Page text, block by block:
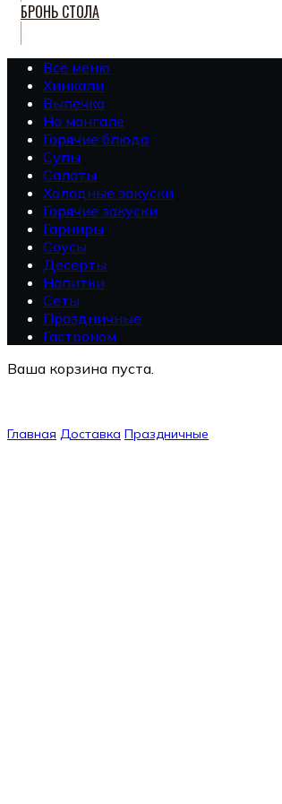
БРОНЬ СТОЛА
Всё меню
Хинкали
Выпечка
На мангале
Горячие блюда
Супы
Салаты
Холодные закуски
Горячие закуски
Гарниры
Соусы
Десерты
Напитки
Сеты
Праздничные
Гастроном
Ваша корзина пуста.
Главная Доставка Праздничные